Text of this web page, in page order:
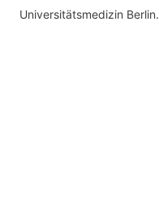
Universitätsmedizin Berlin.